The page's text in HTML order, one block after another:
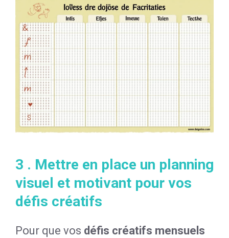
3 . Mettre en place un planning
visuel et motivant pour vos
défis créatifs
Pour que vos défis créatifs mensuels